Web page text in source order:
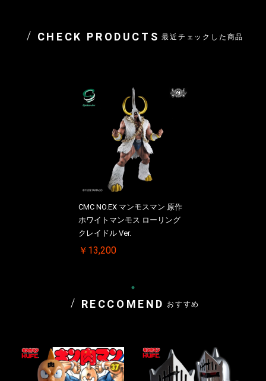
CHECK PRODUCTS 最近チェックした商品
CMC NO.EX マンモスマン 原作
ホワイトマンモス ローリング
クレイドル Ver.
￥13,200
RECCOMEND おすすめ